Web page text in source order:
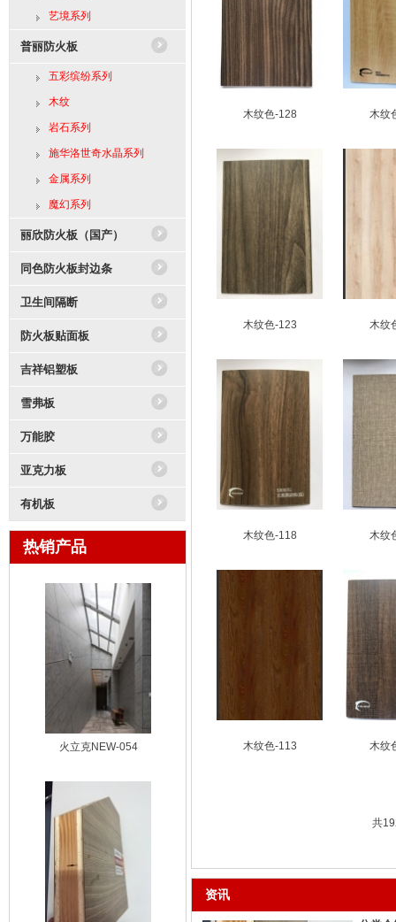
艺境系列
普丽防火板
五彩缤纷系列
木纹
岩石系列
施华洛世奇水晶系列
金属系列
魔幻系列
丽欣防火板（国产）
同色防火板封边条
卫生间隔断
防火板贴面板
吉祥铝塑板
雪弗板
万能胶
亚克力板
有机板
热销产品
火立克NEW-054
木纹色-128 木纹
木纹色-123 木纹
木纹色-118 木纹
木纹色-113 木纹
共
资讯